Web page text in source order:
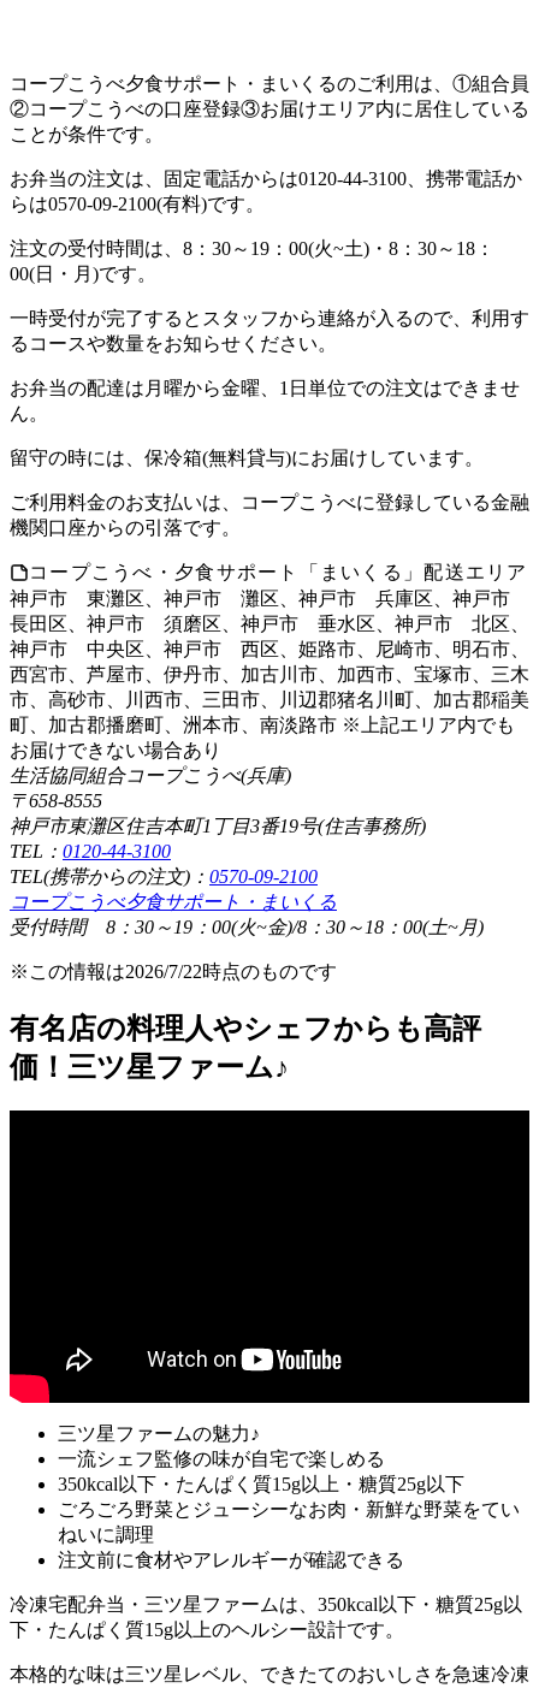
コープこうべ夕食サポート・まいくるのご利用は、①組合員
②コープこうべの口座登録③お届けエリア内に居住している
ことが条件です。
お弁当の注文は、固定電話からは0120-44-3100、携帯電話か
らは0570-09-2100(有料)です。
注文の受付時間は、8：30～19：00(火~土)・8：30～18：
00(日・月)です。
一時受付が完了するとスタッフから連絡が入るので、利用す
るコースや数量をお知らせください。
お弁当の配達は月曜から金曜、1日単位での注文はできませ
ん。
留守の時には、保冷箱(無料貸与)にお届けしています。
ご利用料金のお支払いは、コープこうべに登録している金融
機関口座からの引落です。
コープこうべ・夕食サポート「まいくる」配送エリア
神戸市 東灘区、神戸市 灘区、神戸市 兵庫区、神戸市
長田区、神戸市 須磨区、神戸市 垂水区、神戸市 北区、
神戸市 中央区、神戸市 西区、姫路市、尼崎市、明石市、
西宮市、芦屋市、伊丹市、加古川市、加西市、宝塚市、三木
市、高砂市、川西市、三田市、川辺郡猪名川町、加古郡稲美
町、加古郡播磨町、洲本市、南淡路市 ※上記エリア内でも
お届けできない場合あり
生活協同組合コープこうべ(兵庫)
〒658-8555
神戸市東灘区住吉本町1丁目3番19号(住吉事務所)
TEL： 0120-44-3100
TEL(携帯からの注文)： 0570-09-2100
コープこうべ夕食サポート・まいくる
受付時間 8：30～19：00(火~金)/8：30～18：00(土~月)
※この情報は2026/7/22時点のものです
有名店の料理人やシェフからも高評
価！三ツ星ファーム♪
三ツ星ファームの魅力♪
一流シェフ監修の味が自宅で楽しめる
350kcal以下・たんぱく質15g以上・糖質25g以下
ごろごろ野菜とジューシーなお肉・新鮮な野菜をてい
ねいに調理
注文前に食材やアレルギーが確認できる
冷凍宅配弁当・三ツ星ファームは、350kcal以下・糖質25g以
下・たんぱく質15g以上のヘルシー設計です。
本格的な味は三ツ星レベル、できたてのおいしさを急速冷凍